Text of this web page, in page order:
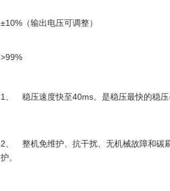
±10% （输出电压可调整）
>99%
1 、 稳压速度快至40ms。是稳压最快的稳
2 、 整机免维护、抗干扰、无机械故障和碳
护。